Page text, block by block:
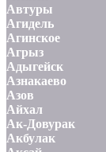
Автуры
Агидель
Агинское
Агрыз
Адыгейск
Азнакаево
Азов
Айхал
Ак-Довурак
Акбулак